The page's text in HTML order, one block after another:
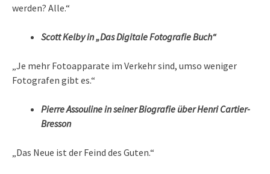
werden? Alle.“
Scott Kelby in „Das Digitale Fotografie Buch“
„Je mehr Fotoapparate im Verkehr sind, umso weniger
Fotografen gibt es.“
Pierre Assouline in seiner Biografie über Henri Cartier-
Bresson
„Das Neue ist der Feind des Guten.“